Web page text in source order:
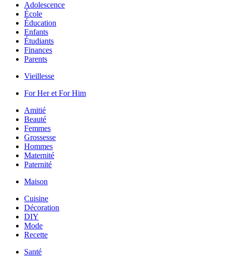
Adolescence
École
Éducation
Enfants
Étudiants
Finances
Parents
Vieillesse
For Her et For Him
Amitié
Beauté
Femmes
Grossesse
Hommes
Maternité
Paternité
Maison
Cuisine
Décoration
DIY
Mode
Recette
Santé